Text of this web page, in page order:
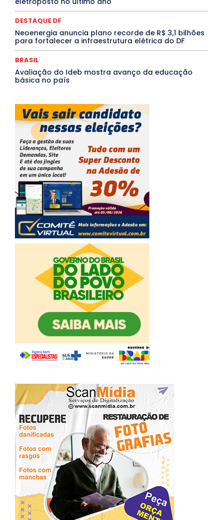
DESTAQUE DF
Neoenergia anuncia plano recorde de R$ 3,1 bilhões
para fortalecer a infraestrutura elétrica do DF
BRASIL
Avaliação do Ideb mostra avanço da educação
básica no país